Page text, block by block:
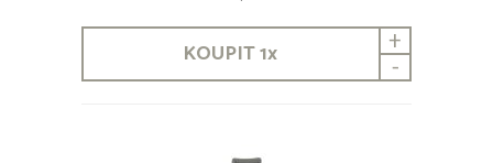
Leonberger
Maďarský ohař krátkosrstý
Malinois
KOUPIT1x +
-